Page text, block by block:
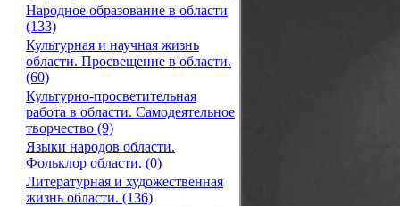
Народное образование в области
(133)
Культурная и научная жизнь
области. Просвещение в области.
(60)
Культурно-просветительная
работа в области. Самодеятельное
творчество (9)
Языки народов области.
Фольклор области. (0)
Литературная и художественная
жизнь области. (136)